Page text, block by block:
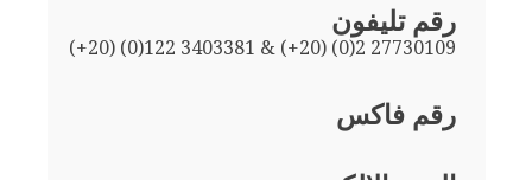
رقم تليفون
(+20) (0)122 3403381 & (+20) (0)2 27730109
رقم فاكس